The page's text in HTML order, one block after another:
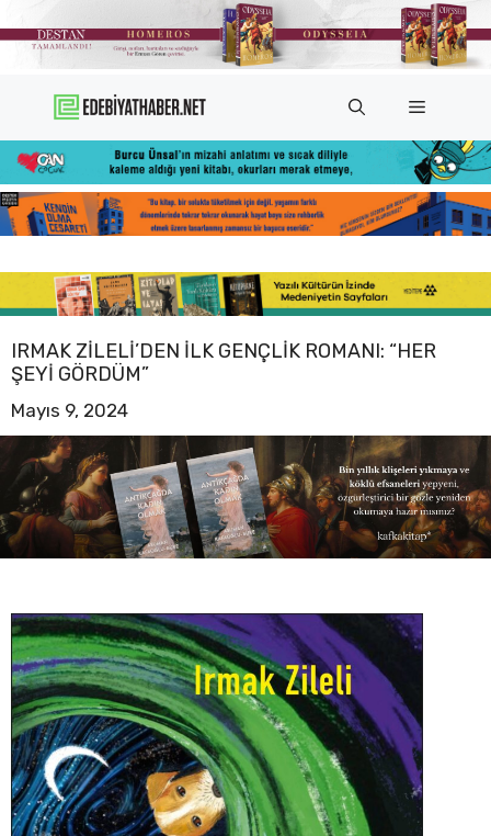
atla
Menü
IRMAK ZILELI’DEN ILK GENÇLIK ROMANI: “HER
ŞEYI GÖRDÜM”
Mayıs 9, 2024